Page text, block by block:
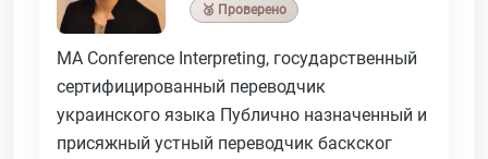
🥉 Проверено
MA Conference Interpreting, государственный
сертифицированный переводчик
украинского языка Публично назначенный и
присяжный устный переводчик баскског